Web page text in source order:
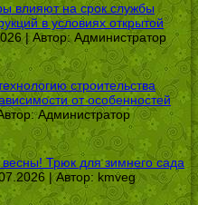
влияют на срок службы
в условиях открытой
| Автор:Администратор
строительства
от особенностей
Администратор
весны! Трюк для зимнего сада
| Автор: kmveg